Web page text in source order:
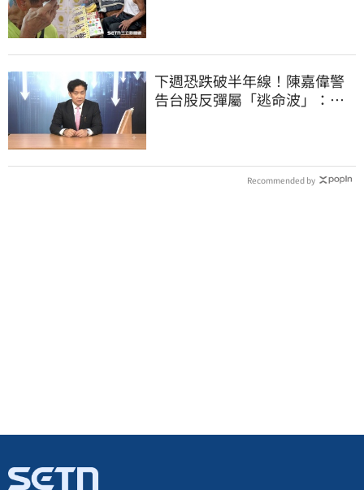
下週恐跌破半年線！陳嘉偉警
告台股反彈屬「逃命波」：空
Recommended by